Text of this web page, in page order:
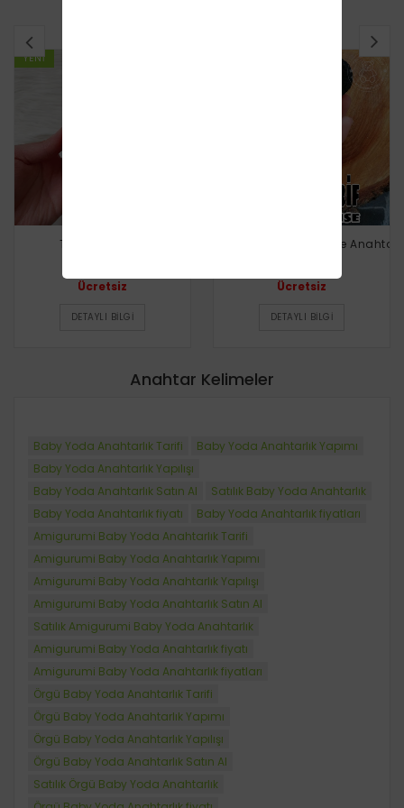
YENI
Tilki Anahtarlık
Ücretsiz
DETAYLI BILGI
Minnie (Mickey) Mause
Ücretsiz
DETAYLI BILGI
Anahtar Kelimeler
Baby Yoda Anahtarlık Tarifi
Baby Yoda Anahtarlık Yapımı
Baby Yoda Anahtarlık Yapılışı
Baby Yoda Anahtarlık Satın Al
Satılık Baby Yoda Anahtarlık
Baby Yoda Anahtarlık fiyatı
Baby Yoda Anahtarlık fiyatları
Amigurumi Baby Yoda Anahtarlık Tarifi
Amigurumi Baby Yoda Anahtarlık Yapımı
Amigurumi Baby Yoda Anahtarlık Yapılışı
Amigurumi Baby Yoda Anahtarlık Satın Al
Satılık Amigurumi Baby Yoda Anahtarlık
Amigurumi Baby Yoda Anahtarlık fiyatı
Amigurumi Baby Yoda Anahtarlık fiyatları
Örgü Baby Yoda Anahtarlık Tarifi
Örgü Baby Yoda Anahtarlık Yapımı
Örgü Baby Yoda Anahtarlık Yapılışı
Örgü Baby Yoda Anahtarlık Satın Al
Satılık Örgü Baby Yoda Anahtarlık